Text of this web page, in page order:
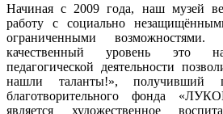
Начиная с 2009 года, наш музей
работу с социально
ограниченными
качественный уровень это
педагогической деятельности
нашли таланты!», получивший
благотворительного фонда
является художественное